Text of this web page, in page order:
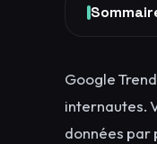
Google
internautes.
données par